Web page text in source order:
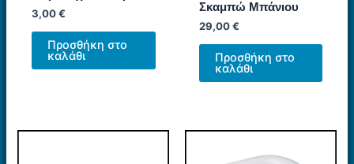
3,00€
Προσθήκη στο
καλάθι
Σκαμπώ Μπάνιου
29,00€
Προσθήκη στο
καλάθι